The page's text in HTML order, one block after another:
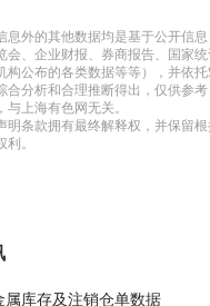
息外的其他数据均是基于公开信
会、企业财报、券商报告、国家
构公布的各类数据等等），并依
合分析和合理推断得出，仅供参
上海有色网无关。
明条款拥有最终解释权，并保留
。
属库存及注销仓单数据